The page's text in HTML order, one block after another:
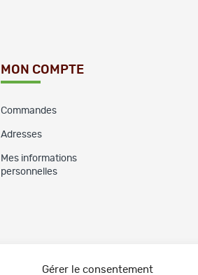
Gérer le consentement
MON COMPTE
Commandes
Adresses
Mes informations
personnelles